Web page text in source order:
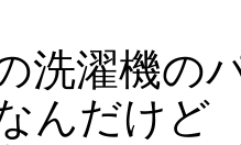
洗濯機の
んだけど